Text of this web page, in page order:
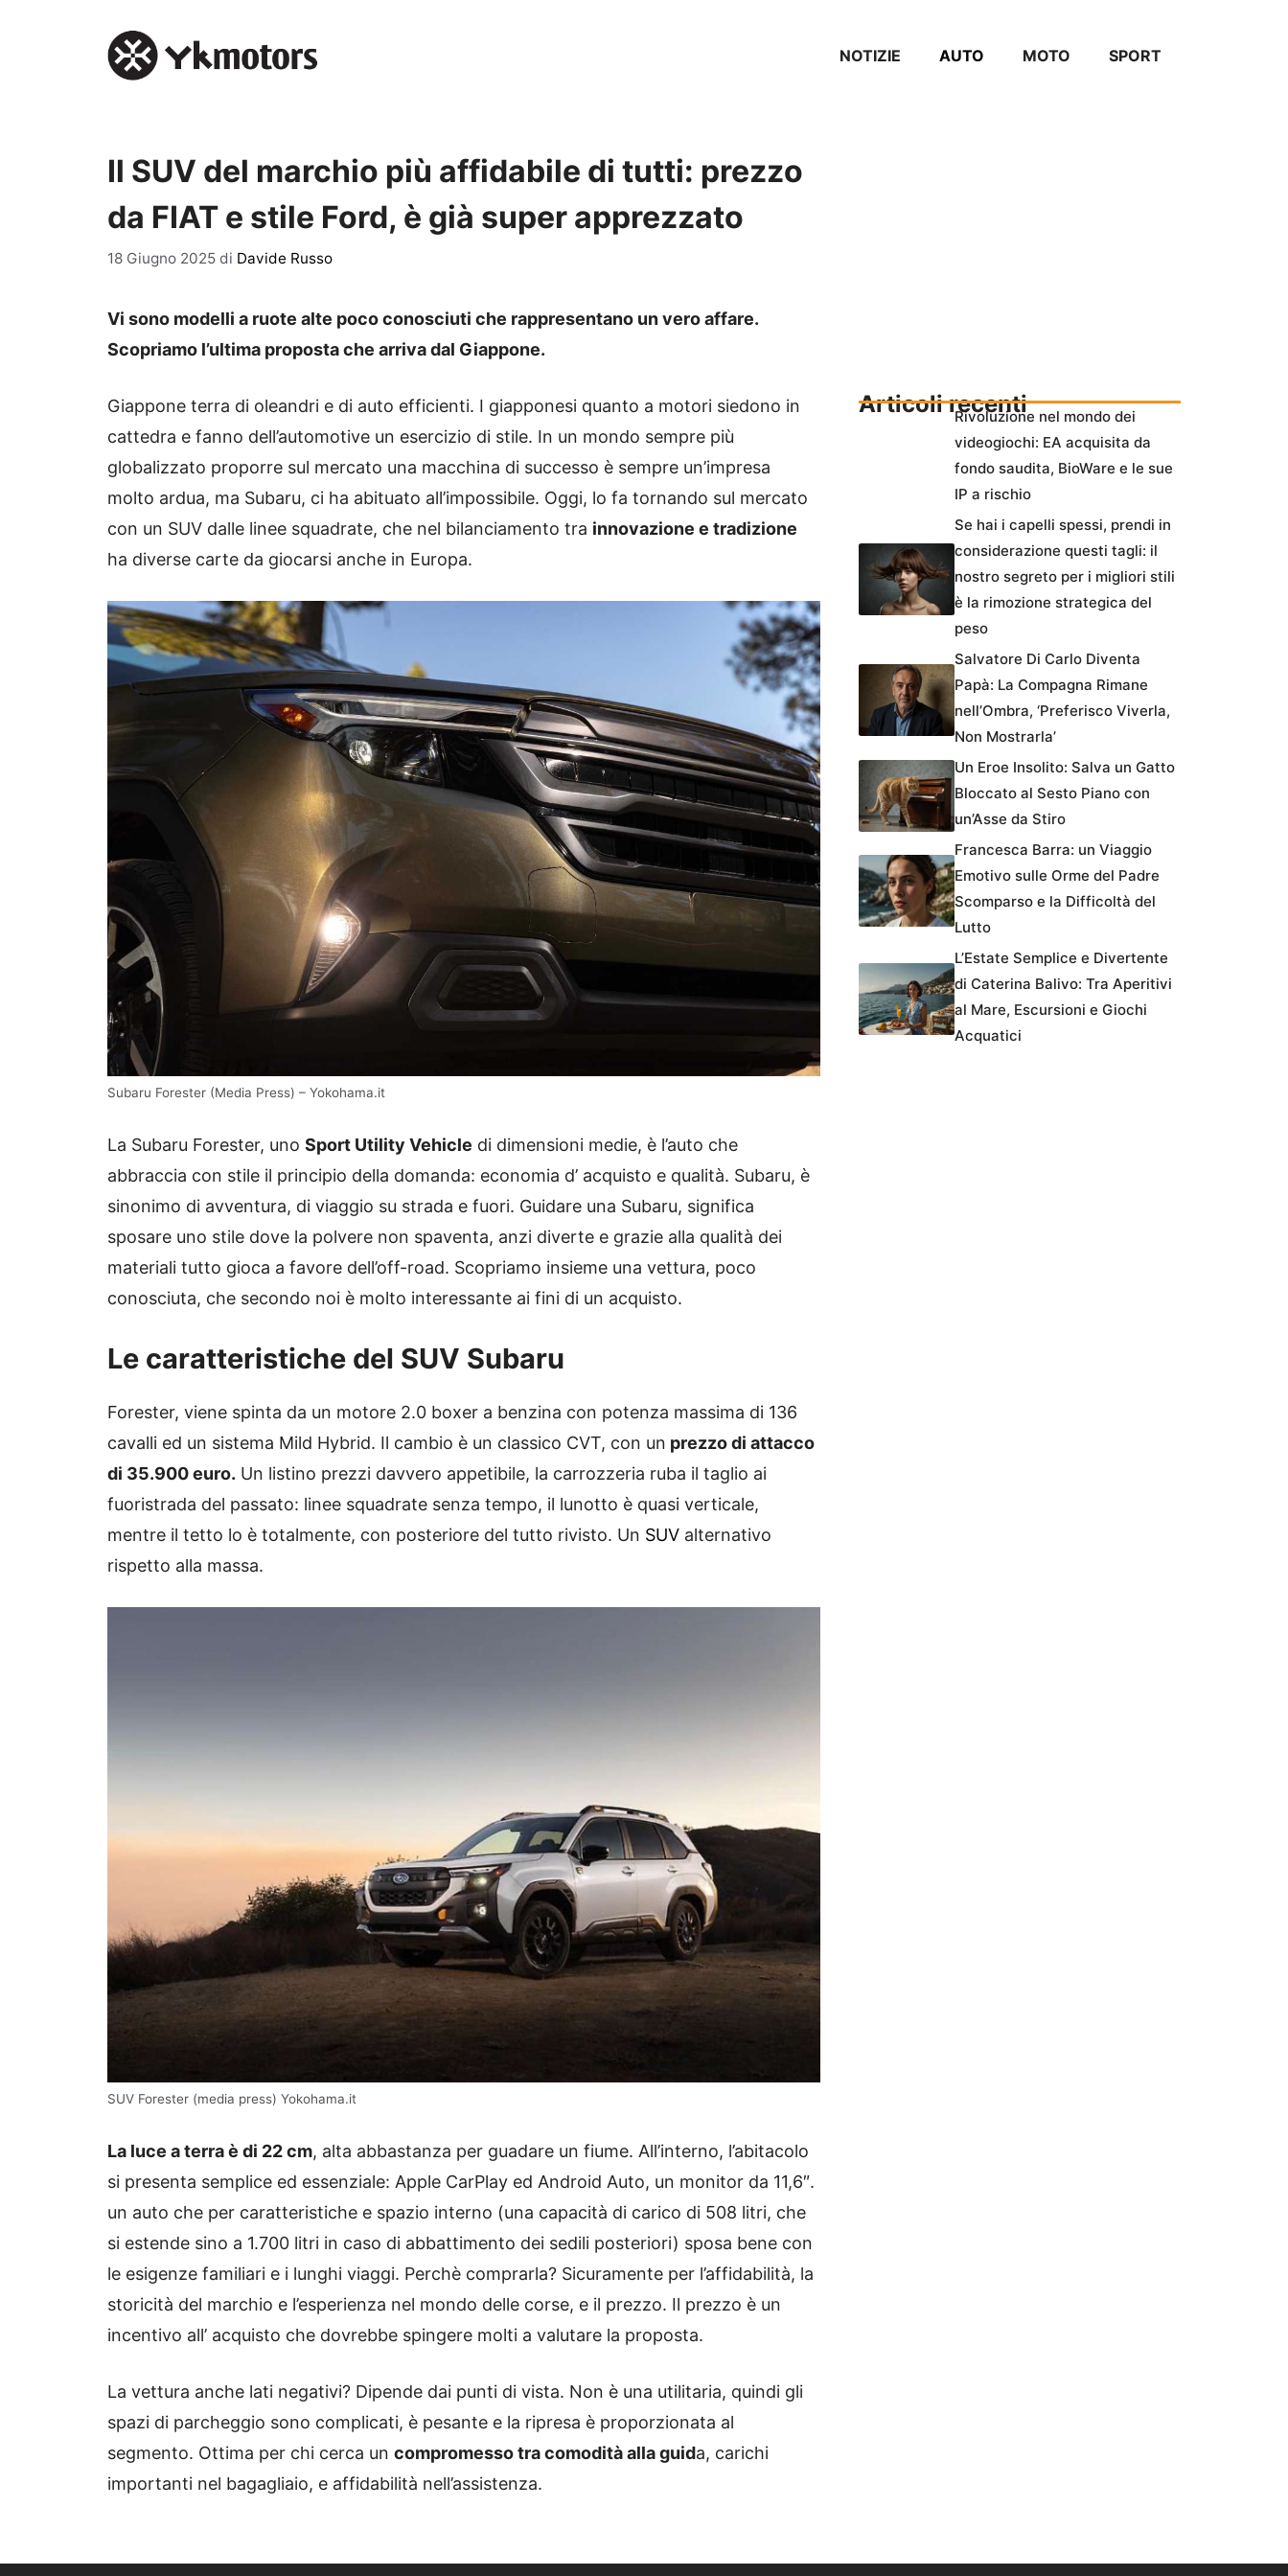
NOTIZIE AUTO MOTO SPORT
Il SUV del marchio più affidabile di tutti: prezzo
da FIAT e stile Ford, è già super apprezzato
18 Giugno 2025 di Davide Russo
Vi sono modelli a ruote alte poco conosciuti che rappresentano un vero affare.
Scopriamo l’ultima proposta che arriva dal Giappone.
Giappone terra di oleandri e di auto efficienti. I giapponesi quanto a motori siedono in
cattedra e fanno dell’automotive un esercizio di stile. In un mondo sempre più
globalizzato proporre sul mercato una macchina di successo è sempre un’impresa
molto ardua, ma Subaru, ci ha abituato all’impossibile. Oggi, lo fa tornando sul mercato
con un SUV dalle linee squadrate, che nel bilanciamento tra innovazione e tradizione
ha diverse carte da giocarsi anche in Europa.
Subaru Forester (Media Press) – Yokohama.it
La Subaru Forester, uno Sport Utility Vehicle di dimensioni medie, è l’auto che
abbraccia con stile il principio della domanda: economia d’ acquisto e qualità. Subaru, è
sinonimo di avventura, di viaggio su strada e fuori. Guidare una Subaru, significa
sposare uno stile dove la polvere non spaventa, anzi diverte e grazie alla qualità dei
materiali tutto gioca a favore dell’off-road. Scopriamo insieme una vettura, poco
conosciuta, che secondo noi è molto interessante ai fini di un acquisto.
Le caratteristiche del SUV Subaru
Forester, viene spinta da un motore 2.0 boxer a benzina con potenza massima di 136
cavalli ed un sistema Mild Hybrid. Il cambio è un classico CVT, con un prezzo di attacco
di 35.900 euro. Un listino prezzi davvero appetibile, la carrozzeria ruba il taglio ai
fuoristrada del passato: linee squadrate senza tempo, il lunotto è quasi verticale,
mentre il tetto lo è totalmente, con posteriore del tutto rivisto. Un SUV alternativo
rispetto alla massa.
SUV Forester (media press) Yokohama.it
La luce a terra è di 22 cm, alta abbastanza per guadare un fiume. All’interno, l’abitacolo
si presenta semplice ed essenziale: Apple CarPlay ed Android Auto, un monitor da 11,6″.
un auto che per caratteristiche e spazio interno (una capacità di carico di 508 litri, che
si estende sino a 1.700 litri in caso di abbattimento dei sedili posteriori) sposa bene con
le esigenze familiari e i lunghi viaggi. Perchè comprarla? Sicuramente per l’affidabilità, la
storicità del marchio e l’esperienza nel mondo delle corse, e il prezzo. Il prezzo è un
incentivo all’ acquisto che dovrebbe spingere molti a valutare la proposta.
La vettura anche lati negativi? Dipende dai punti di vista. Non è una utilitaria, quindi gli
spazi di parcheggio sono complicati, è pesante e la ripresa è proporzionata al
segmento. Ottima per chi cerca un compromesso tra comodità alla guida, carichi
importanti nel bagagliaio, e affidabilità nell’assistenza.
Articoli recentiRivoluzione nel mondo dei
videogiochi: EA acquisita da
fondo saudita, BioWare e le sue
IP a rischio
Se hai i capelli spessi, prendi in
considerazione questi tagli: il
nostro segreto per i migliori stili
è la rimozione strategica del
peso
Salvatore Di Carlo Diventa
Papà: La Compagna Rimane
nell’Ombra, ‘Preferisco Viverla,
Non Mostrarla’
Un Eroe Insolito: Salva un Gatto
Bloccato al Sesto Piano con
un’Asse da Stiro
Francesca Barra: un Viaggio
Emotivo sulle Orme del Padre
Scomparso e la Difficoltà del
Lutto
L’Estate Semplice e Divertente
di Caterina Balivo: Tra Aperitivi
al Mare, Escursioni e Giochi
Acquatici